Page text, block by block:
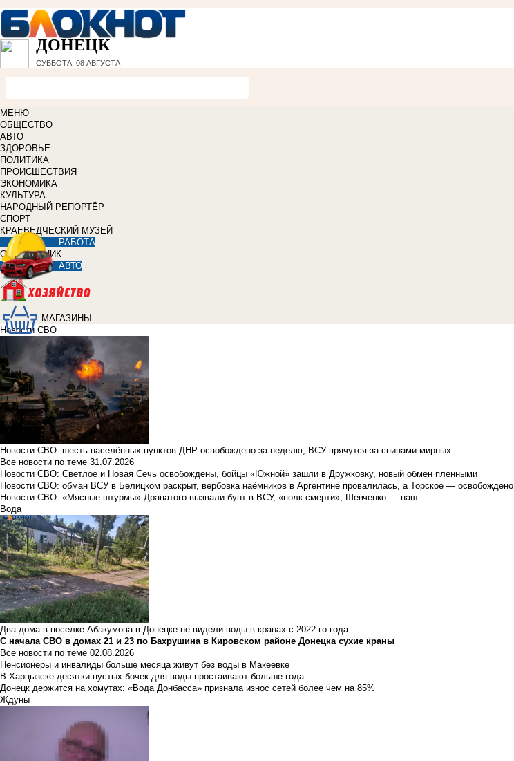
ДОНЕЦК
СУББОТА, 08 АВГУСТА
МЕНЮ
ОБЩЕСТВО
АВТО
ЗДОРОВЬЕ
ПОЛИТИКА
ПРОИСШЕСТВИЯ
ЭКОНОМИКА
КУЛЬТУРА
НАРОДНЫЙ РЕПОРТЁР
СПОРТ
КРАЕВЕДЧЕСКИЙ МУЗЕЙ
РАБОТА
СПРАВОЧНИК
АВТО
МАГАЗИНЫ
Новости СВО
Новости СВО: шесть населённых пунктов ДНР освобождено за неделю, ВСУ прячутся за спинами мирных
Все новости по теме 31.07.2026
Новости СВО: Светлое и Новая Сечь освобождены, бойцы «Южной» зашли в Дружковку, новый обмен пленными
Новости СВО: обман ВСУ в Белицком раскрыт, вербовка наёмников в Аргентине провалилась, а Торское — освобождено
Новости СВО: «Мясные штурмы» Драпатого вызвали бунт в ВСУ, «полк смерти», Шевченко — наш
Вода
Два дома в поселке Абакумова в Донецке не видели воды в кранах с 2022-го года
С начала СВО в домах 21 и 23 по Бахрушина в Кировском районе Донецка сухие краны
Все новости по теме 02.08.2026
Пенсионеры и инвалиды больше месяца живут без воды в Макеевке
В Харцызске десятки пустых бочек для воды простаивают больше года
Донецк держится на хомутах: «Вода Донбасса» признала износ сетей более чем на 85%
Ждуны